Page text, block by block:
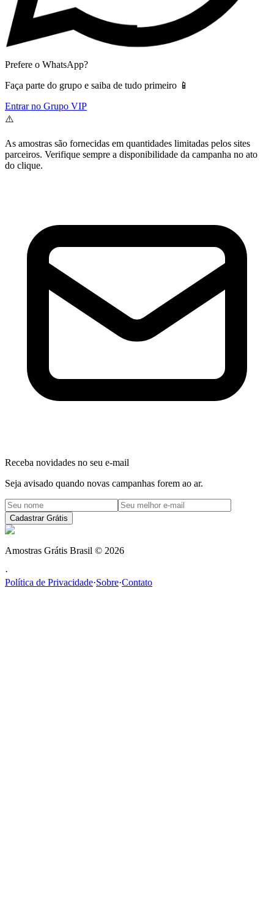
Prefere o WhatsApp?
Faça parte do grupo e saiba de tudo primeiro 📱
Entrar no Grupo VIP
⚠️
As amostras são fornecidas em quantidades limitadas pelos sites
parceiros. Verifique sempre a disponibilidade da campanha no ato
do clique.
Receba novidades no seu e-mail
Seja avisado quando novas campanhas forem ao ar.
Cadastrar Grátis
Amostras Grátis Brasil © 2026
·
Política de Privacidade·Sobre·Contato